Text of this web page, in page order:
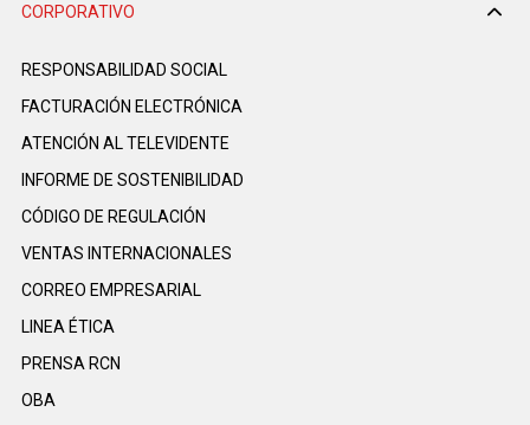
CORPORATIVO
RESPONSABILIDAD SOCIAL
FACTURACIÓN ELECTRÓNICA
ATENCIÓN AL TELEVIDENTE
INFORME DE SOSTENIBILIDAD
CÓDIGO DE REGULACIÓN
VENTAS INTERNACIONALES
CORREO EMPRESARIAL
LINEA ÉTICA
PRENSA RCN
OBA